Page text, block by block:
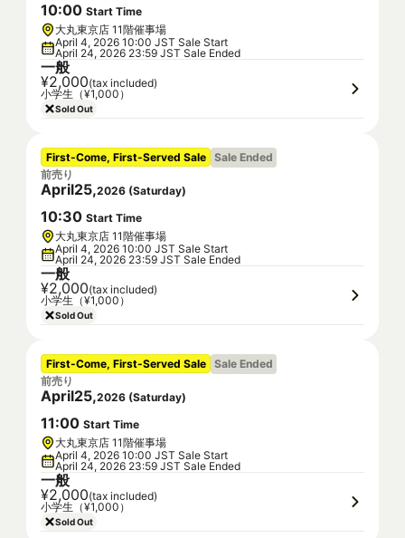
10:00 Start Time
大丸東京店 11階催事場
April 4, 2026 10:00 JST Sale Start
April 24, 2026 23:59 JST Sale Ended
一般
¥2,000(tax included)
小学生（¥1,000）
Sold Out
First-Come, First-Served Sale Sale Ended
前売り
April25,2026 (Saturday)
10:30 Start Time
大丸東京店 11階催事場
April 4, 2026 10:00 JST Sale Start
April 24, 2026 23:59 JST Sale Ended
一般
¥2,000(tax included)
小学生（¥1,000）
Sold Out
First-Come, First-Served Sale Sale Ended
前売り
April25,2026 (Saturday)
11:00 Start Time
大丸東京店 11階催事場
April 4, 2026 10:00 JST Sale Start
April 24, 2026 23:59 JST Sale Ended
一般
¥2,000(tax included)
小学生（¥1,000）
Sold Out